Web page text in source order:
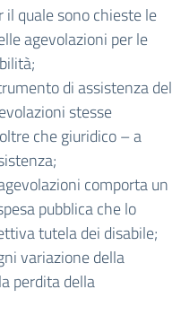
quale sono chieste le
agevolazioni per le
di assistenza del
stesse
che giuridico – a
comporta un
pubblica che lo
tutela dei disabile;
variazione della
perdita della